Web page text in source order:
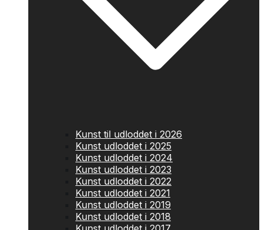
Kunst til udloddet i 2026
Kunst udloddet i 2025
Kunst udloddet i 2024
Kunst udloddet i 2023
Kunst udloddet i 2022
Kunst udloddet i 2021
Kunst udloddet i 2019
Kunst udloddet i 2018